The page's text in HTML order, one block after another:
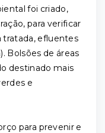
foi criado,
para verificar
tratada, efluentes
Bolsões de áreas
destinado mais
e
para prevenir e